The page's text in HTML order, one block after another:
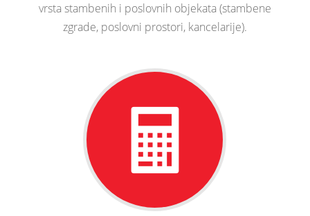
vrsta stambenih i poslovnih objekata (stambene
zgrade, poslovni prostori, kancelarije).